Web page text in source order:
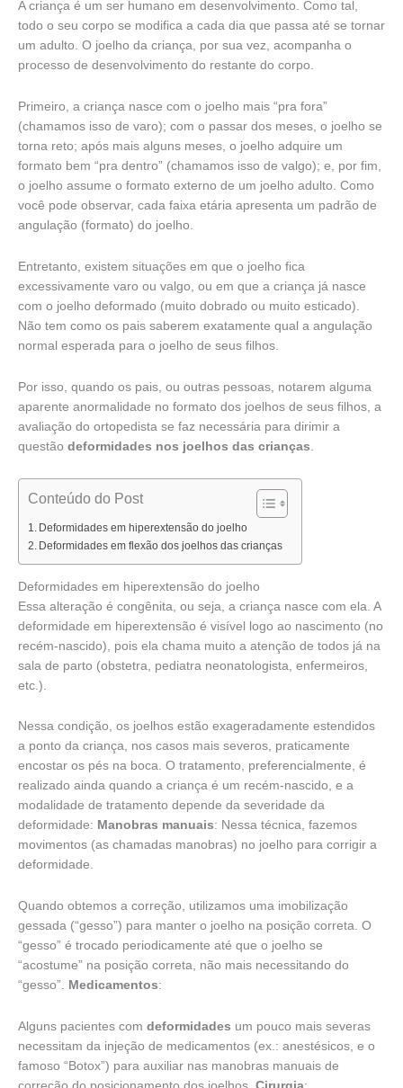
A criança é um ser humano em desenvolvimento. Como tal,
todo o seu corpo se modifica a cada dia que passa até se tornar
um adulto. O joelho da criança, por sua vez, acompanha o
processo de desenvolvimento do restante do corpo.
Primeiro, a criança nasce com o joelho mais “pra fora”
(chamamos isso de varo); com o passar dos meses, o joelho se
torna reto; após mais alguns meses, o joelho adquire um
formato bem “pra dentro” (chamamos isso de valgo); e, por fim,
o joelho assume o formato externo de um joelho adulto. Como
você pode observar, cada faixa etária apresenta um padrão de
angulação (formato) do joelho.
Entretanto, existem situações em que o joelho fica
excessivamente varo ou valgo, ou em que a criança já nasce
com o joelho deformado (muito dobrado ou muito esticado).
Não tem como os pais saberem exatamente qual a angulação
normal esperada para o joelho de seus filhos.
Por isso, quando os pais, ou outras pessoas, notarem alguma
aparente anormalidade no formato dos joelhos de seus filhos, a
avaliação do ortopedista se faz necessária para dirimir a
questão deformidades nos joelhos das crianças
Conteúdo do Post
Deformidades em hiperextensão do joelho
Deformidades em flexão dos joelhos das crianças
Deformidades em hiperextensão do joelho
Essa alteração é congênita, ou seja, a criança nasce com ela. A
deformidade em hiperextensão é visível logo ao nascimento (no
recém-nascido), pois ela chama muito a atenção de todos já na
sala de parto (obstetra, pediatra neonatologista, enfermeiros,
etc.).
Nessa condição, os joelhos estão exageradamente estendidos
a ponto da criança, nos casos mais severos, praticamente
encostar os pés na boca. O tratamento, preferencialmente, é
realizado ainda quando a criança é um recém-nascido, e a
modalidade de tratamento depende da severidade da
deformidade: Manobras manuais: Nessa técnica, fazemos
movimentos (as chamadas manobras) no joelho para corrigir a
deformidade.
Quando obtemos a correção, utilizamos uma imobilização
gessada (“gesso”) para manter o joelho na posição correta. O
“gesso” é trocado periodicamente até que o joelho se
“acostume” na posição correta, não mais necessitando do
“gesso”. Medicamentos:
Alguns pacientes com deformidades um pouco mais severas
necessitam da injeção de medicamentos (ex.: anestésicos, e o
famoso “Botox”) para auxiliar nas manobras manuais de